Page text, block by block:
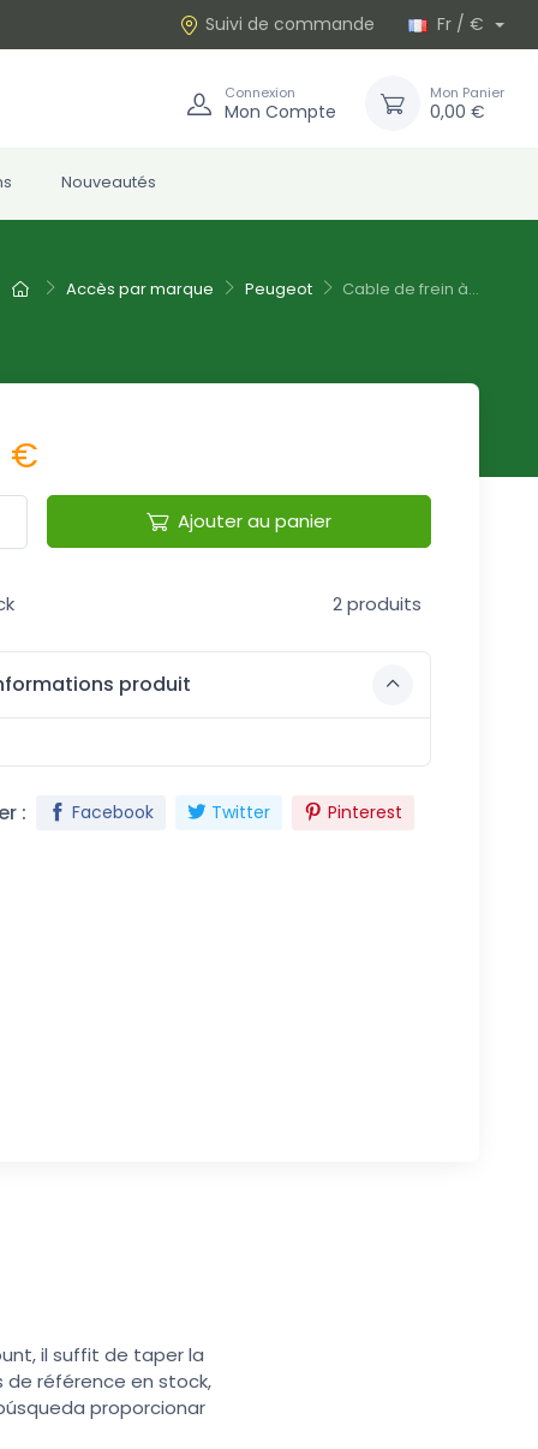
Suivi de commande Fr / €
Connexion
Mon Compte
Mon Panier
0,00 €
Nouveautés
Accès par marque Peugeot Cable de frein à...
€
Ajouter au panier
2 produits
produit
: Facebook Twitter Pinterest
il suffit de taper la
de référence en stock,
proporcionar